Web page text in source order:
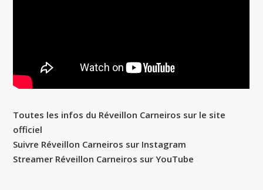
Toutes les infos du Réveillon Carneiros sur le site
officiel
Suivre Réveillon Carneiros sur Instagram
Streamer Réveillon Carneiros sur YouTube